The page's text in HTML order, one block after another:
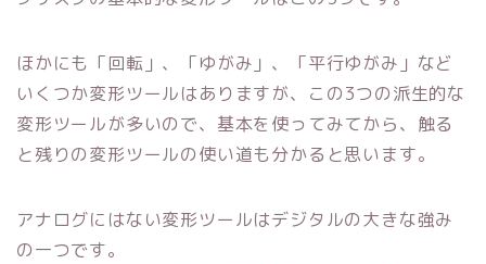
ほかにも「回転」、「ゆがみ」、「平行ゆがみ」など
いくつか変形ツールはありますが、この3つの派生的な
変形ツールが多いので、基本を使ってみてから、触る
と残りの変形ツールの使い道も分かると思います。
アナログにはない変形ツールはデジタルの大きな強み
の一つです。